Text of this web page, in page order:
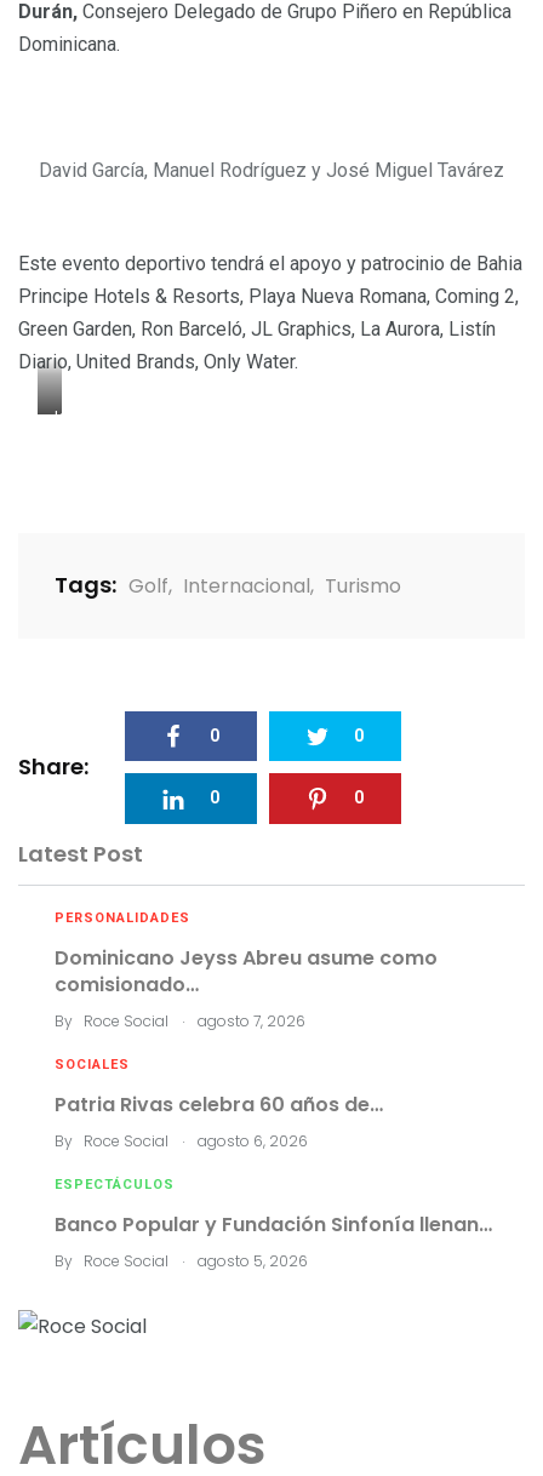
Durán, Consejero Delegado de Grupo Piñero en República
Dominicana.
David García, Manuel Rodríguez y José Miguel Tavárez
Este evento deportivo tendrá el apoyo y patrocinio de Bahia
Principe Hotels & Resorts, Playa Nueva Romana, Coming 2,
Green Garden, Ron Barceló, JL Graphics, La Aurora, Listín
Diario, United Brands, Only Water.
Josefina
Tags: Golf, Internacional, Turismo
Share:
0 0
0 0
Latest Post
PERSONALIDADES
Dominicano Jeyss Abreu asume como
comisionado…
By Roce Social . agosto 7, 2026
SOCIALES
Patria Rivas celebra 60 años de…
By Roce Social . agosto 6, 2026
ESPECTÁCULOS
Banco Popular y Fundación Sinfonía llenan…
By Roce Social . agosto 5, 2026
Artículos